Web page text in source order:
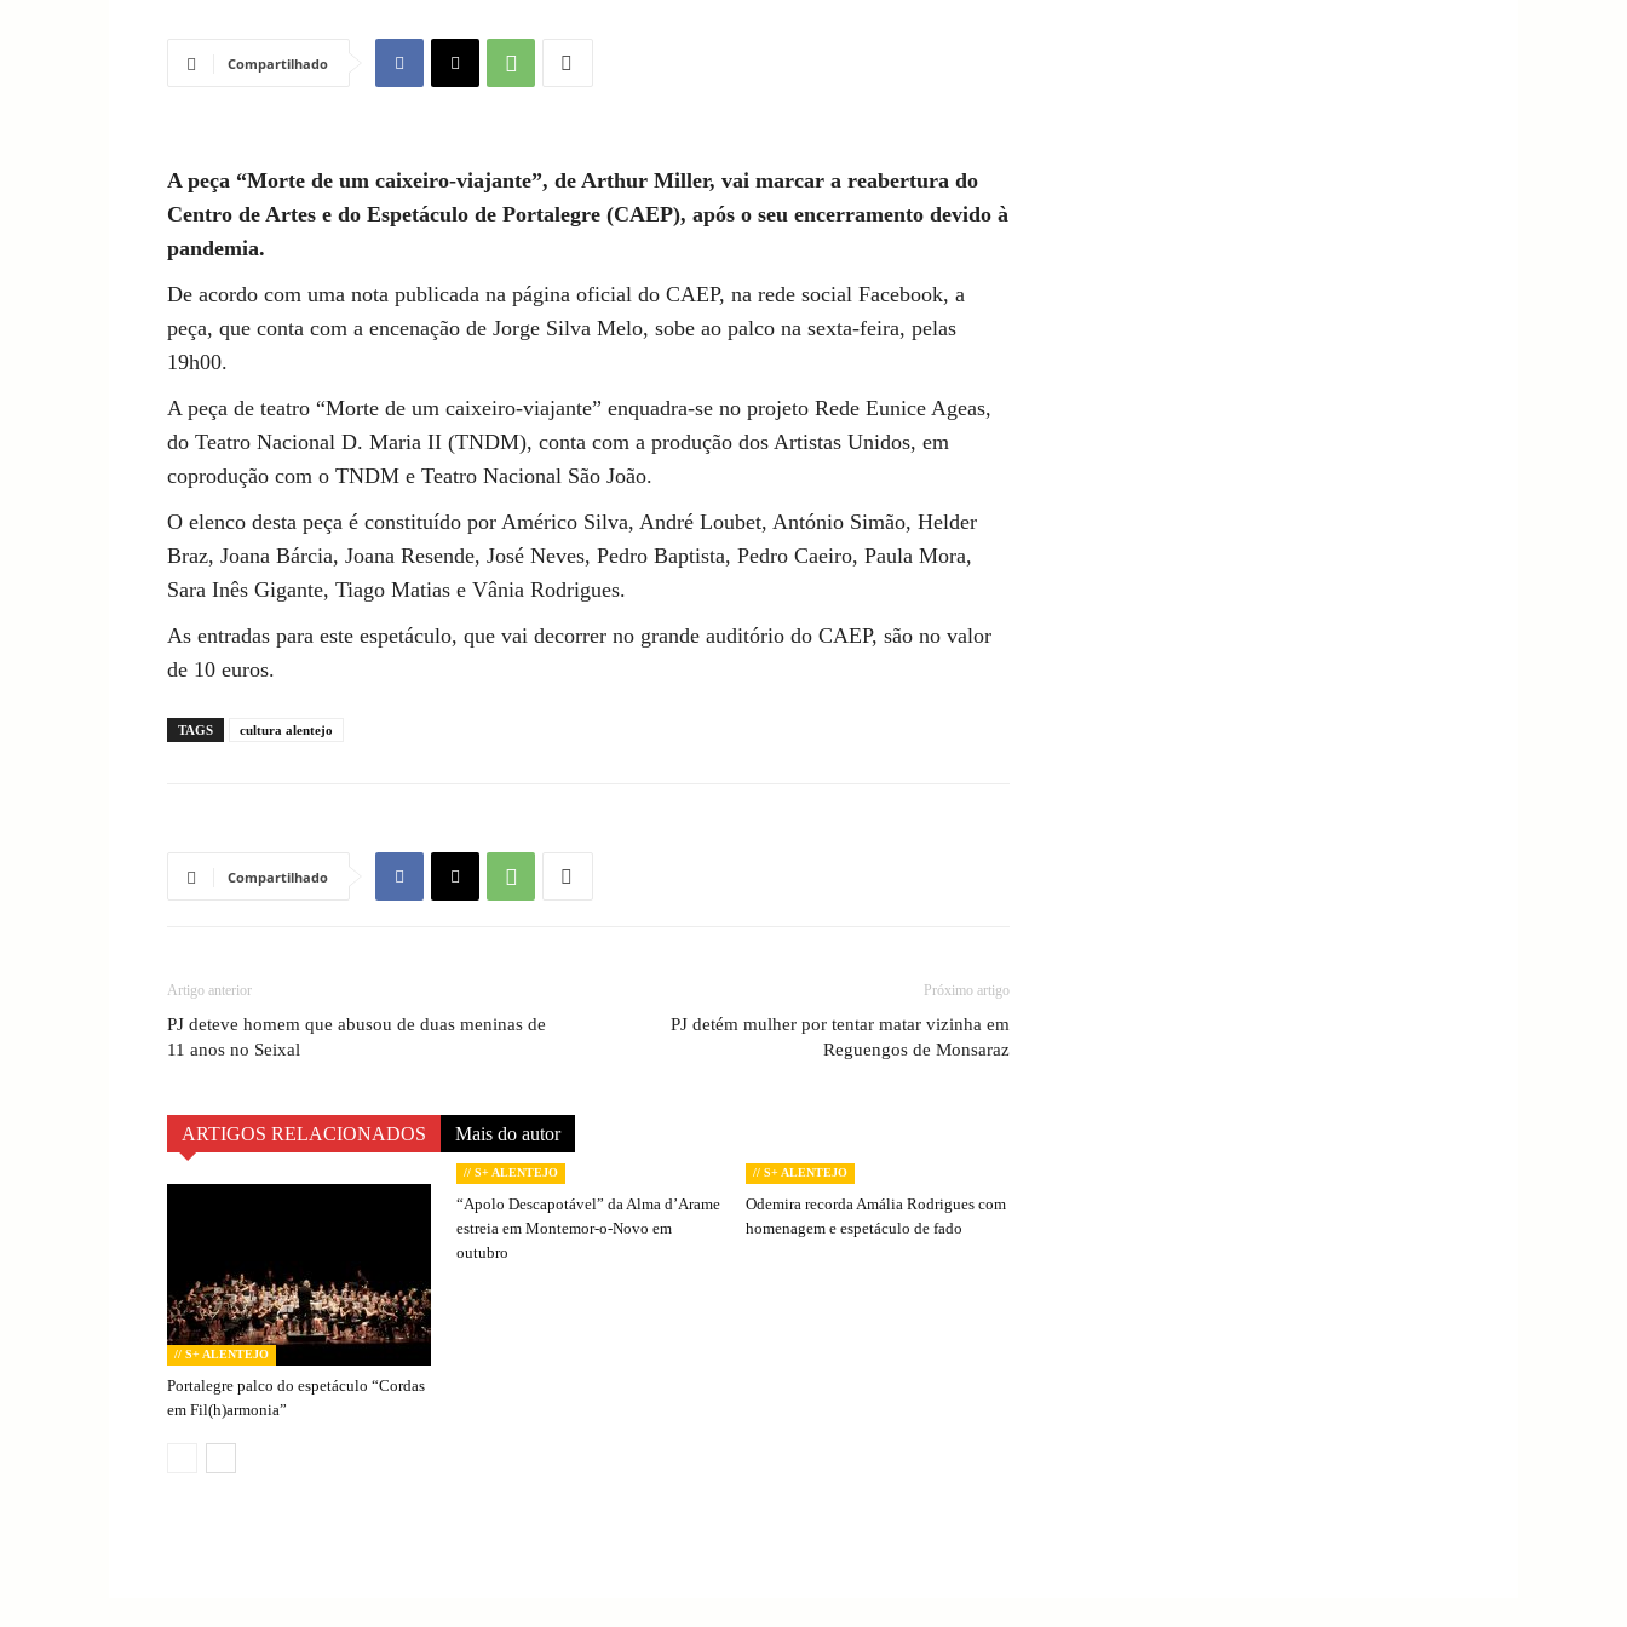
Compartilhado
A peça “Morte de um caixeiro-viajante”, de Arthur Miller, vai marcar a reabertura do
Centro de Artes e do Espetáculo de Portalegre (CAEP), após o seu encerramento devido à
pandemia.
De acordo com uma nota publicada na página oficial do CAEP, na rede social Facebook, a
peça, que conta com a encenação de Jorge Silva Melo, sobe ao palco na sexta-feira, pelas
19h00.
A peça de teatro “Morte de um caixeiro-viajante” enquadra-se no projeto Rede Eunice Ageas,
do Teatro Nacional D. Maria II (TNDM), conta com a produção dos Artistas Unidos, em
coprodução com o TNDM e Teatro Nacional São João.
O elenco desta peça é constituído por Américo Silva, André Loubet, António Simão, Helder
Braz, Joana Bárcia, Joana Resende, José Neves, Pedro Baptista, Pedro Caeiro, Paula Mora,
Sara Inês Gigante, Tiago Matias e Vânia Rodrigues.
As entradas para este espetáculo, que vai decorrer no grande auditório do CAEP, são no valor
de 10 euros.
TAGS cultura alentejo
Compartilhado
Artigo anterior
PJ deteve homem que abusou de duas meninas de
11 anos no Seixal
Próximo artigo
PJ detém mulher por tentar matar vizinha em
Reguengos de Monsaraz
ARTIGOS RELACIONADOS Mais do autor
// S+ ALENTEJO
Portalegre palco do espetáculo “Cordas
em Fil(h)armonia”
// S+ ALENTEJO
“Apolo Descapotável” da Alma d’Arame
estreia em Montemor-o-Novo em
outubro
// S+ ALENTEJO
Odemira recorda Amália Rodrigues com
homenagem e espetáculo de fado